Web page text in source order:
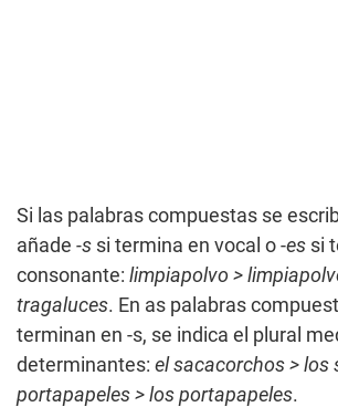
Si las palabras compuestas se
añade -s si termina en vocal o -es si
consonante: limpiapolvo >
tragaluces. En as palabras
terminan en -s, se indica el plural
determinantes: el sacacorchos > los
portapapeles > los portapapeles.